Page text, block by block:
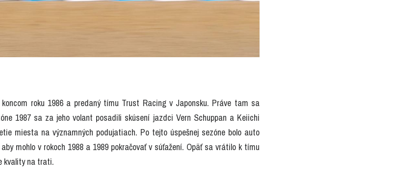
koncom roku 1986 a predaný tímu Trust Racing v Japonsku. Práve tam sa
1987 sa za jeho volant posadili skúsení jazdci Vern Schuppan a Keiichi
miesta na významných podujatiach. Po tejto úspešnej sezóne bolo auto
mohlo v rokoch 1988 a 1989 pokračovať v súťažení. Opäť sa vrátilo k tímu
kvality na trati.